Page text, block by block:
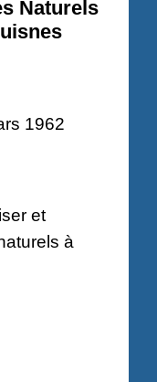
Naturels
1962
et
à